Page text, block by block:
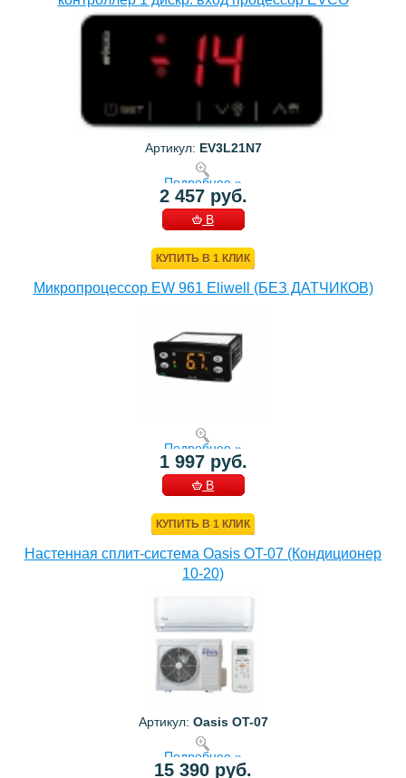
Артикул: EV3L21N7
Подробнее »
2 457 руб.
В
КУПИТЬ В 1 КЛИК
Микропроцессор EW 961 Eliwell (БЕЗ ДАТЧИКОВ)
Подробнее »
1 997 руб.
В
КУПИТЬ В 1 КЛИК
Настенная сплит-система Oasis OT-07 (Кондиционер
10-20)
Артикул: Oasis OT-07
Подробнее »
15 390 руб.